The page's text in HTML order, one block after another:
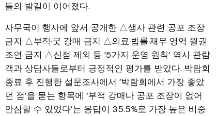
들의 발길이 이어졌다.
사무국이 행사에 앞서 공개한 △생사 관련 공포 조장
금지 △부적·굿 강매 금지 △의료·법률·재무 영역 월권
조언 금지 △신점 제외 등 ‘5가지 운영 원칙’ 역시 관람
객과 상담사들로부터 긍정적인 평가를 받았다. 박람회
종료 후 진행한 설문조사에서 ‘박람회에서 가장 좋았
던 점’을 묻는 항목에 ‘부적 강매나 공포 조장이 없어
안심할 수 있었다’는 응답이 35.5%로 가장 높은 비중